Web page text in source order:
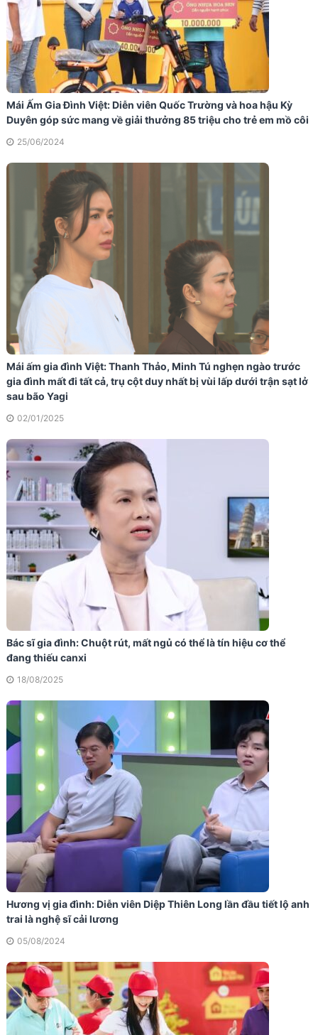
Mái Ấm Gia Đình Việt: Diễn viên Quốc Trường và hoa hậu Kỳ
Duyên góp sức mang về giải thưởng 85 triệu cho trẻ em mồ côi
25/06/2024
Mái ấm gia đình Việt: Thanh Thảo, Minh Tú nghẹn ngào trước
gia đình mất đi tất cả, trụ cột duy nhất bị vùi lấp dưới trận sạt lở
sau bão Yagi
02/01/2025
Bác sĩ gia đình: Chuột rút, mất ngủ có thể là tín hiệu cơ thể
đang thiếu canxi
18/08/2025
Hương vị gia đình: Diễn viên Diệp Thiên Long lần đầu tiết lộ anh
trai là nghệ sĩ cải lương
05/08/2024